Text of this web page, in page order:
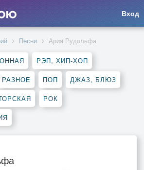
Вход
Песни Ария Рудольфа
РЭП, ХИП-ХОП
РАЗНОЕ ПОП ДЖАЗ, БЛЮЗ
РОК